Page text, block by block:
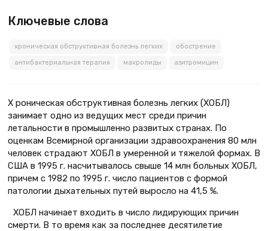
Ключевые слова
хроническая обструктивная болезнь легких обострение
антибактериальная терапия макролиды азитромицин
Х роническая обструктивная болезнь легких (ХОБЛ)
занимает одно из ведущих мест среди причин
летальности в промышленно развитых странах. По
оценкам Всемирной организации здравоохранения 80 млн
человек страдают ХОБЛ в умеренной и тяжелой формах. В
США в 1995 г. насчитывалось свыше 14 млн больных ХОБЛ,
причем с 1982 по 1995 г. число пациентов с формой
патологии дыхательных путей выросло на 41,5 %.
ХОБЛ начинает входить в число лидирующих причин
смерти. В то время как за последнее десятилетие